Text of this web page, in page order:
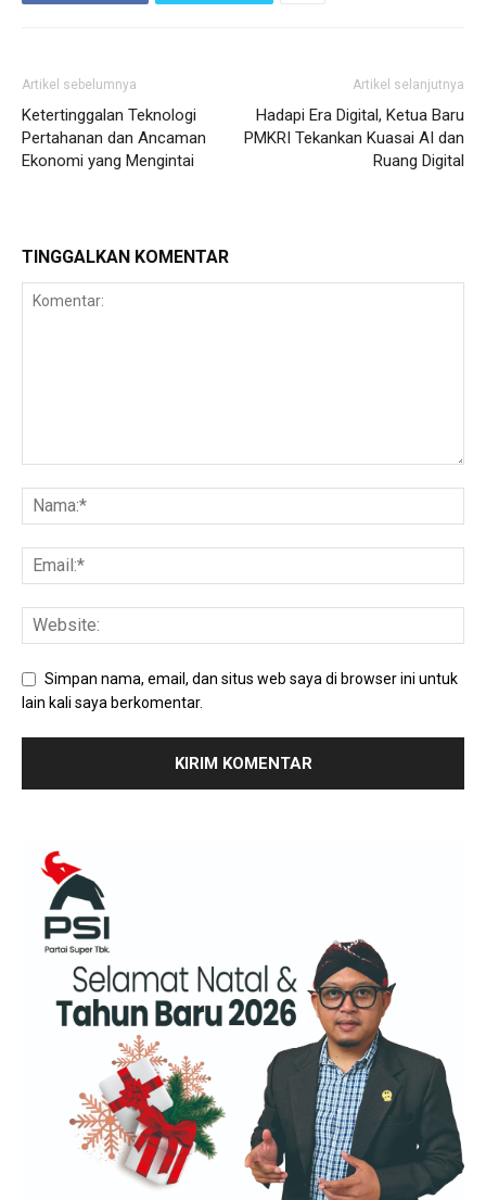
Artikel sebelumnya
Ketertinggalan Teknologi
Pertahanan dan Ancaman
Ekonomi yang Mengintai
Artikel selanjutnya
Hadapi Era Digital, Ketua Baru
PMKRI Tekankan Kuasai AI dan
Ruang Digital
TINGGALKAN KOMENTAR
Simpan nama, email, dan situs web saya di browser ini untuk
lain kali saya berkomentar.